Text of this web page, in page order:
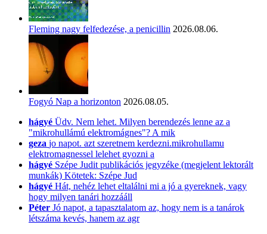
Fleming nagy felfedezése, a penicillin 2026.08.06.
Fogyó Nap a horizonton 2026.08.05.
hágyé Üdv. Nem lehet. Milyen berendezés lenne az a
"mikrohullámú elektromágnes"? A mik
geza jo napot. azt szeretnem kerdezni.mikrohullamu
elektromagnessel lelehet gyozni a
hágyé Szépe Judit publikációs jegyzéke (megjelent lektorált
munkák) Kötetek: Szépe Jud
hágyé Hát, nehéz lehet eltalálni mi a jó a gyereknek, vagy
hogy milyen tanári hozzááll
Péter Jó napot, a tapasztalatom az, hogy nem is a tanárok
létszáma kevés, hanem az agr